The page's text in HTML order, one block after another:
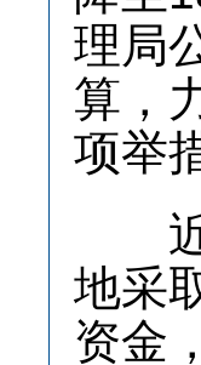
理局
算，
项举
近
地采
资金